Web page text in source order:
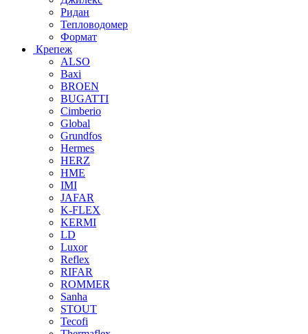
Ридан
Тепловодомер
Формат
Крепеж
ALSO
Baxi
BROEN
BUGATTI
Cimberio
Global
Grundfos
Hermes
HERZ
HME
IMI
JAFAR
K-FLEX
KERMI
LD
Luxor
Reflex
RIFAR
ROMMER
Sanha
STOUT
Tecofi